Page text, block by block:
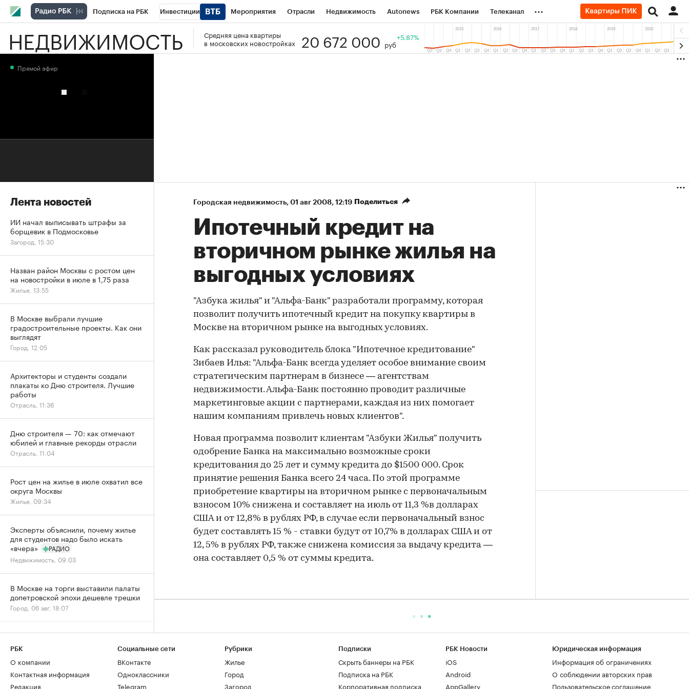
Подписка на РБК Инвестиции Мероприятия Отрасли Недвижимость Autonews РБК Компании Телеканал
РБК Вино Спорт Школа управления РБК РБК Образование Тренды
...
НЕДВИЖИМОСТЬ
Средняя цена квартиры
в московских новостройках
20 672 000 руб
+5.87%
Городская недвижимость⁠, 01 авг 2008, 12:19 Поделиться
Ипотечный кредит на
вторичном рынке жилья на
выгодных условиях
"Азбука жилья" и "Альфа-Банк" разработали программу, которая
позволит получить ипотечный кредит на покупку квартиры в
Москве на вторичном рынке на выгодных условиях.
Как рассказал руководитель блока "Ипотечное кредитование"
Зибаев Илья: "Альфа-Банк всегда уделяет особое внимание своим
стратегическим партнерам в бизнесе — агентствам
недвижимости. Альфа-Банк постоянно проводит различные
маркетинговые акции с партнерами, каждая из них помогает
нашим компаниям привлечь новых клиентов".
Новая программа позволит клиентам "Азбуки Жилья" получить
одобрение Банка на максимально возможные сроки
кредитования до 25 лет и сумму кредита до $1500 000. Срок
принятие решения Банка всего 24 часа. По этой программе
приобретение квартиры на вторичном рынке с первоначальным
взносом 10% снижена и составляет на июль от 11,3 %в долларах
США и от 12,8% в рублях РФ, в случае если первоначальный взнос
будет составлять 15 % - ставки будут от 10,7% в долларах США и от
12, 5% в рублях РФ, также снижена комиссия за выдачу кредита —
она составляет 0,5 % от суммы кредита.
Прямой эфир
Лента новостей
ИИ начал выписывать штрафы за
борщевик в Подмосковье
Загород, 15:30
Назван район Москвы с ростом цен
на новостройки в июле в 1,75 раза
Жилье, 13:55
В Москве выбрали лучшие
градостроительные проекты. Как они
выглядят
Город, 12:05
Архитекторы и студенты создали
плакаты ко Дню строителя. Лучшие
работы
Отрасль, 11:36
Дню строителя — 70: как отмечают
юбилей и главные рекорды отрасли
Отрасль, 11:04
Рост цен на жилье в июле охватил все
округа Москвы
Жилье, 09:34
Эксперты объяснили, почему жилье
для студентов надо было искать
«вчера»
РАДИО
Недвижимость, 09:03
В Москве на торги выставили палаты
допетровской эпохи дешевле трешки
Город, 06 авг, 18:07
Собянин заявил о максимальном за
пять лет темпе строительства метро
Спрос на новостройки Москвы и
РБК
О компании
Контактная информация
Редакция
Социальные сети
ВКонтакте
Одноклассники
Telegram
Рубрики
Жилье
Город
Загород
Подписки
Скрыть баннеры на РБК
Подписка на РБК
Корпоративная подписка
РБК Новости
iOS
Android
AppGallery
Юридическая информация
Информация об ограничениях
О соблюдении авторских прав
Пользовательское соглашение